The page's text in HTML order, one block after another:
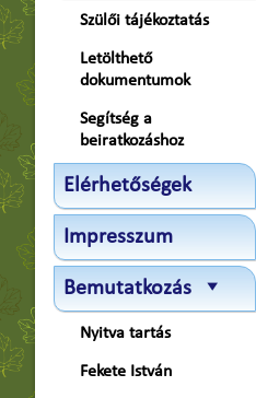
Szülői tájékoztatás
Letölthető
dokumentumok
Segítség a
beiratkozáshoz
Elérhetőségek
Impresszum
Bemutatkozás
Nyitva tartás
Fekete István